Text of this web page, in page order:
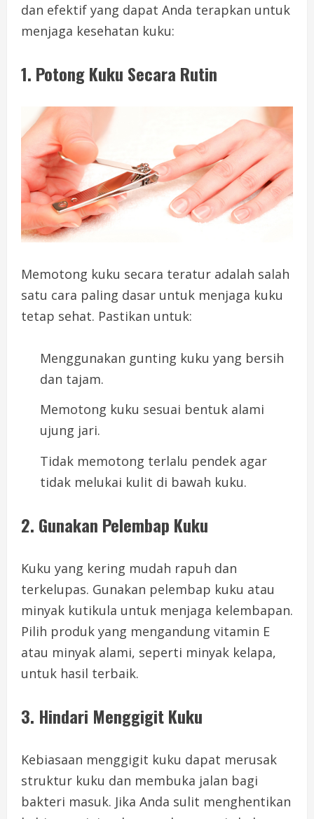
dan efektif yang dapat Anda terapkan untuk
menjaga kesehatan kuku:
1. Potong Kuku Secara Rutin
Memotong kuku secara teratur adalah salah
satu cara paling dasar untuk menjaga kuku
tetap sehat. Pastikan untuk:
Menggunakan gunting kuku yang bersih
dan tajam.
Memotong kuku sesuai bentuk alami
ujung jari.
Tidak memotong terlalu pendek agar
tidak melukai kulit di bawah kuku.
2. Gunakan Pelembap Kuku
Kuku yang kering mudah rapuh dan
terkelupas. Gunakan pelembap kuku atau
minyak kutikula untuk menjaga kelembapan.
Pilih produk yang mengandung vitamin E
atau minyak alami, seperti minyak kelapa,
untuk hasil terbaik.
3. Hindari Menggigit Kuku
Kebiasaan menggigit kuku dapat merusak
struktur kuku dan membuka jalan bagi
bakteri masuk. Jika Anda sulit menghentikan